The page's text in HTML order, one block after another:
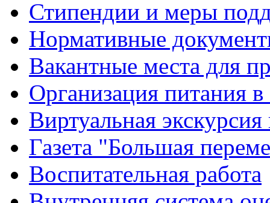
Стипендии и меры
Нормативные
Вакантные места для
Организация питания в
Виртуальная
Газета "Большая
Воспитательная работа